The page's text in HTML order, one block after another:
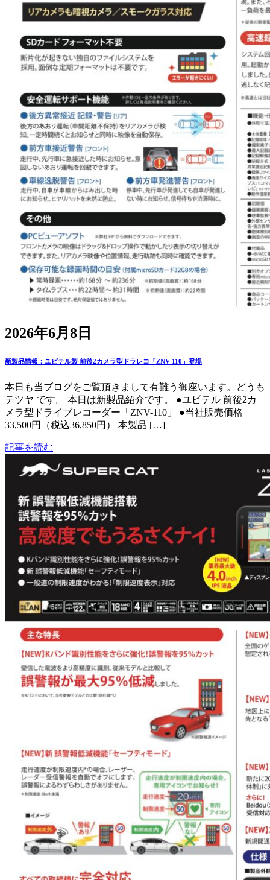
2026年6月8日
新製品情報：ユピテル製 前後2カメラ型ドラレコ「ZNV-110」登場
本日も当ブログをご覧頂きまして有難う御座います。どうも
テツヤ です。 本日は新製品紹介です。 ●ユピテル 前後2カ
メラ型ドライブレコーダー「ZNV-110」 ●当社販売価格
33,500円（税込36,850円） 本製品 […]
記事を読む